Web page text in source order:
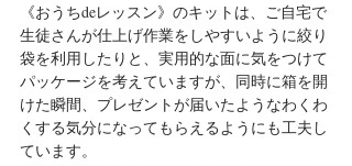
《おうちdeレッスン》のキットは、ご自宅で
生徒さんが仕上げ作業をしやすいように絞り
袋を利用したりと、実用的な面に気をつけて
パッケージを考えていますが、同時に箱を開
けた瞬間、プレゼントが届いたようなわくわ
くする気分になってもらえるようにも工夫し
ています。